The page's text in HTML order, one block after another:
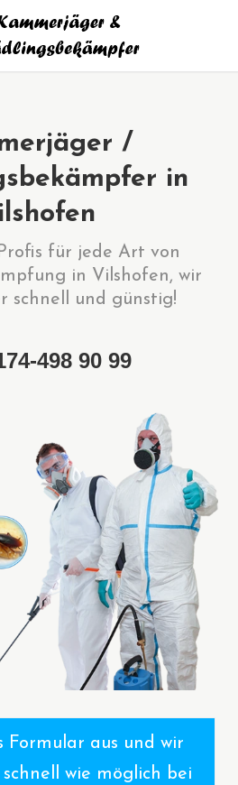
Formular aus und wir
wie möglich bei
/
in
für jede Art von
in Vilshofen, wir
schnell und günstig!
498 90 99